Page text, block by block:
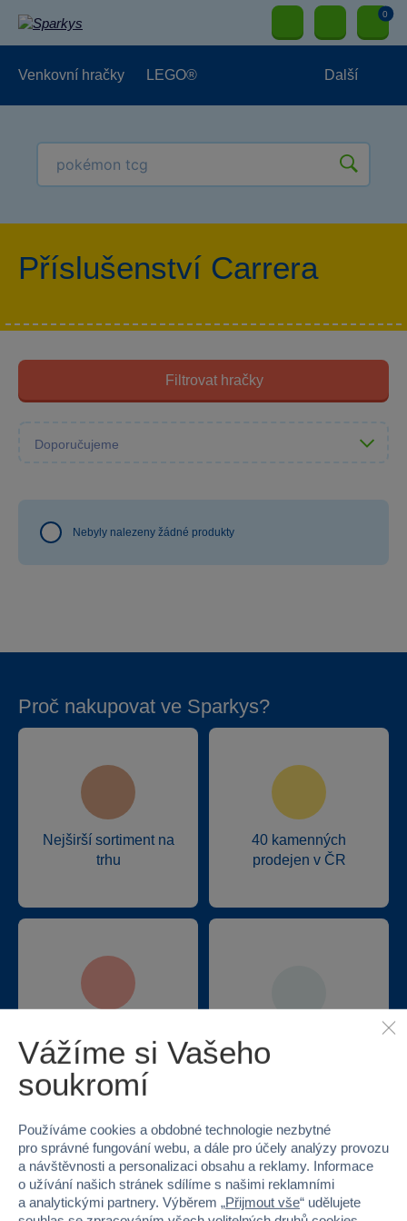
0
Venkovní hračky LEGO® Další
Příslušenství Carrera
Filtrovat hračky
Nebyly nalezeny žádné produkty
Proč nakupovat ve Sparkys?
Nejširší sortiment na
trhu
40 kamenných
prodejen v ČR
odběru na prodejnách
22 220 výdejních míst
Speciální klubové ceny
Vážíme si Vašeho
soukromí
Používáme cookies a obdobné technologie nezbytné
pro správné fungování webu, a dále pro účely analýzy provozu
a návštěvnosti a personalizaci obsahu a reklamy. Informace
o užívání našich stránek sdílíme s našimi reklamními
a analytickými partnery. Výběrem „Přijmout vše“ udělujete